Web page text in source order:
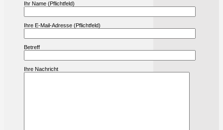
Ihr Name (Pflichtfeld)
Ihre E-Mail-Adresse (Pflichtfeld)
Betreff
Ihre Nachricht